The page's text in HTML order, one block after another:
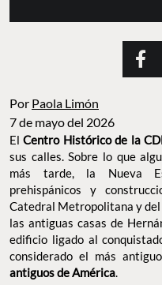
Por Paola Limón
7 de mayo del 2026
ElCentro Histórico de la
sus calles. Sobre lo que
más tarde, la Nueva
prehispánicos y
Catedral Metropolitana y
las antiguas casas de
edificio ligado al
considerado el más
antiguos de América.